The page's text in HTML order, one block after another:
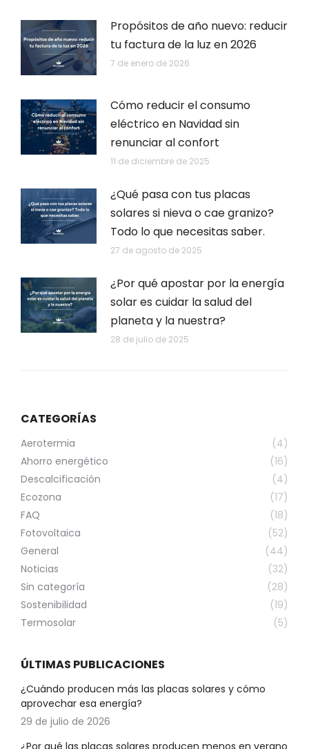
Propósitos de año nuevo: reducir
tu factura de la luz en 2026
7 de enero de 2026
Cómo reducir el consumo
eléctrico en Navidad sin
renunciar al confort
11 de diciembre de 2025
¿Qué pasa con tus placas
solares si nieva o cae granizo?
Todo lo que necesitas saber.
27 de agosto de 2025
¿Por qué apostar por la energía
solar es cuidar la salud del
planeta y la nuestra?
28 de julio de 2025
CATEGORÍAS
Aerotermia
(4)
Ahorro energético
(16)
Descalcificación
(4)
Ecozona
(17)
FAQ
(18)
Fotovoltaica
(52)
General
(44)
Noticias
(32)
Sin categoría
(28)
Sostenibilidad
(19)
Termosolar
(5)
ÚLTIMAS PUBLICACIONES
¿Cuándo producen más las placas solares y cómo
aprovechar esa energía?
29 de julio de 2026
¿Por qué las placas solares producen menos en verano